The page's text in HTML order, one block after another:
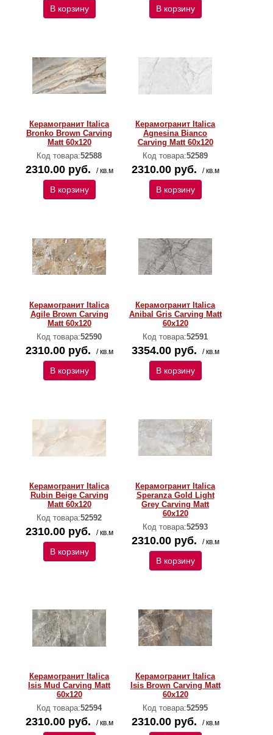
В корзину В корзину
Керамогранит Italica
Bronko Brown Carving
Matt 60x120
Код товара:52588
2310.00 руб. / кв.м
В корзину
Керамогранит Italica
Agnesina Bianco
Carving Matt 60x120
Код товара:52589
2310.00 руб. / кв.м
В корзину
Керамогранит Italica
Agile Brown Carving
Matt 60x120
Код товара:52590
2310.00 руб. / кв.м
В корзину
Керамогранит Italica
Anibal Gris Carving Matt
60x120
Код товара:52591
3354.00 руб. / кв.м
В корзину
Керамогранит Italica
Rubin Beige Carving
Matt 60x120
Код товара:52592
2310.00 руб. / кв.м
В корзину
Керамогранит Italica
Speranza Gold Light
Grey Carving Matt
60x120
Код товара:52593
2310.00 руб. / кв.м
В корзину
Керамогранит Italica
Isis Mud Carving Matt
60x120
Код товара:52594
2310.00 руб. / кв.м
Керамогранит Italica
Isis Brown Carving Matt
60x120
Код товара:52595
2310.00 руб. / кв.м